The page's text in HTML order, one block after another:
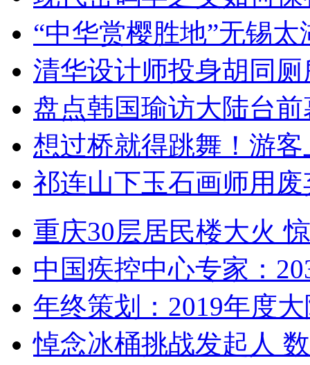
“中华赏樱胜地”无锡
清华设计师投身胡同
盘点韩国瑜访大陆台
想过桥就得跳舞！游客
祁连山下玉石画师用
重庆30层居民楼大火
中国疾控中心专家：
年终策划：2019年度
悼念冰桶挑战发起人